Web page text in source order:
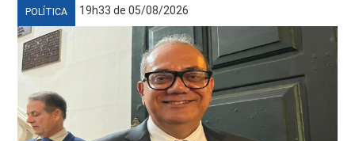
POLÍTICA 19h33 de 05/08/2026